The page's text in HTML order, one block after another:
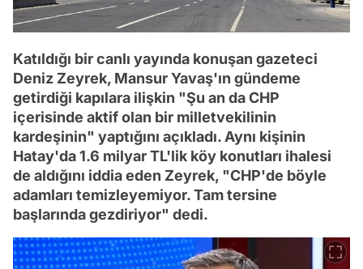
Katıldığı bir canlı yayında konuşan gazeteci
Deniz Zeyrek, Mansur Yavaş'ın gündeme
getirdiği kapılara ilişkin "Şu an da CHP
içerisinde aktif olan bir milletvekilinin
kardeşinin" yaptığını açıkladı. Aynı kişinin
Hatay'da 1.6 milyar TL'lik köy konutları ihalesi
de aldığını iddia eden Zeyrek, "CHP'de böyle
adamları temizleyemiyor. Tam tersine
başlarında gezdiriyor" dedi.